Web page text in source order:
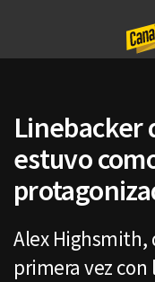
Linebacker
estuvo
Alex
primera vez con